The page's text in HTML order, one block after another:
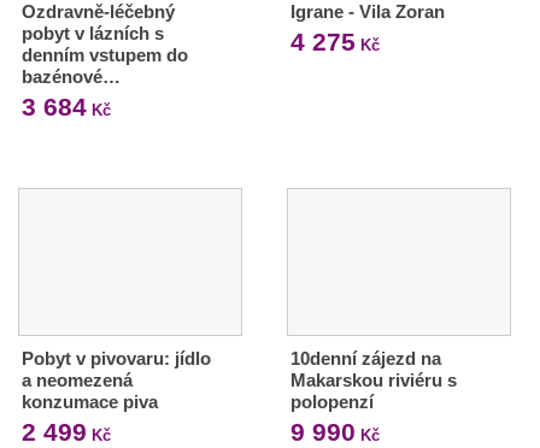
Ozdravně-léčebný
pobyt v lázních s
denním vstupem do
bazénové…
3 684 Kč
Igrane - Vila Zoran
4 275 Kč
Pobyt v pivovaru: jídlo
a neomezená
konzumace piva
2 499 Kč
10denní zájezd na
Makarskou riviéru s
polopenzí
9 990 Kč